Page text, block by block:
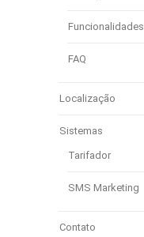
Funcionalidades
FAQ
Localização
Sistemas
Tarifador
SMS Marketing
Contato